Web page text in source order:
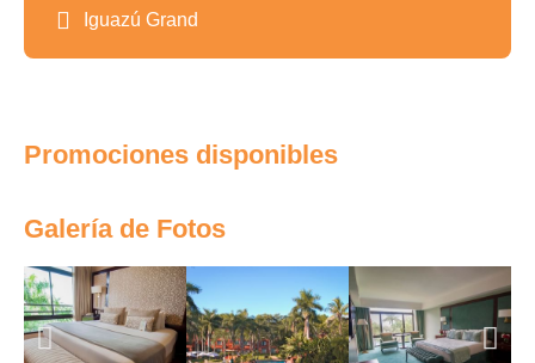
Iguazú Grand
Promociones disponibles
Galería de Fotos